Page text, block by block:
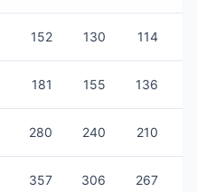
152 130 114
181 155 136
280 240 210
357 306 267